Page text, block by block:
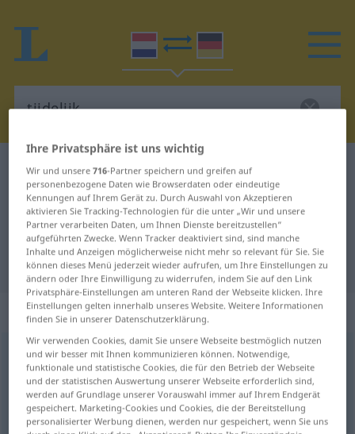
Niederländisch-Deutsch Wörterbuch
Niederländisch-Deutsch
Übersetzung für "tijdelijk"
"tijdelijk" Deutsch Übersetzung
„tijdelijk“: bijvoeglijk naamwoord
tijdelijk [ˈ-dələk]adj
Übersicht aller Übersetzungen
(Für mehr Details die Übersetzung anklicken/antippen)
Ihre Privatsphäre ist uns wichtig
Wir und unsere716-Partner speichern und greifen auf
personenbezogene Daten wie Browserdaten oder eindeutige
Kennungen auf Ihrem Gerät zu. Durch Auswahl von Akzeptieren
aktivieren Sie Tracking-Technologien für die unter „Wir und unsere
Partner verarbeiten Daten, um Ihnen Dienste bereitzustellen“
aufgeführten Zwecke. Wenn Tracker deaktiviert sind, sind manche
Inhalte und Anzeigen möglicherweise nicht mehr so relevant für Sie. Sie
können dieses Menü jederzeit wieder aufrufen, um Ihre Einstellungen zu
ändern oder Ihre Einwilligung zu widerrufen, indem Sie auf den Link
Privatsphäre-Einstellungen am unteren Rand der Webseite klicken. Ihre
Einstellungen gelten innerhalb unseres Website. Weitere Informationen
finden Sie in unserer Datenschutzerklärung.
Wir verwenden Cookies, damit Sie unsere Webseite bestmöglich nutzen
und wir besser mit Ihnen kommunizieren können. Notwendige,
funktionale und statistische Cookies, die für den Betrieb der Webseite
und der statistischen Auswertung unserer Webseite erforderlich sind,
werden auf Grundlage unserer Vorauswahl immer auf Ihrem Endgerät
gespeichert. Marketing-Cookies und Cookies, die der Bereitstellung
personalisierter Werbung dienen, werden nur gespeichert, wenn Sie uns